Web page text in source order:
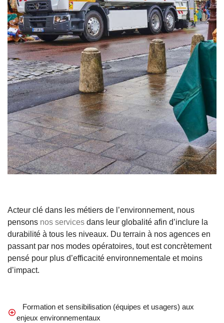
Acteur clé dans les métiers de l’environnement, nous
pensons nos services dans leur globalité afin d’inclure la
durabilité à tous les niveaux. Du terrain à nos agences en
passant par nos modes opératoires, tout est concrètement
pensé pour plus d’efficacité environnementale et moins
d’impact.
Formation et sensibilisation (équipes et usagers) aux
enjeux environnementaux